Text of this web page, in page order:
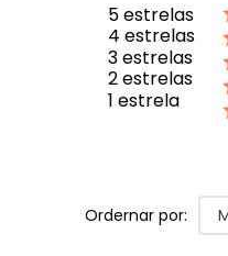
5estrelas
4 estrelas
3estrelas
2estrelas
1 estrela
Ordernar por: